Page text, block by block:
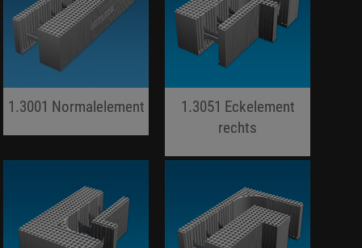
1.3001 Normalelement
1.3051 Eckelement
rechts